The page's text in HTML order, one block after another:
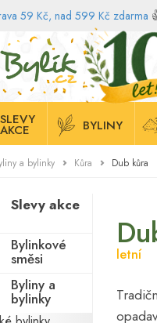
59 Kč, nad 599 Kč zdarma
SLEVY
AKCE BYLINY
a bylinky Kůra Dub kůra
Slevy akce
Bylinkové
směsi
Byliny a
bylinky
letní